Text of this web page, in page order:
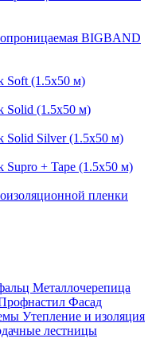
BIGBAND
Soft (1.5х50 м)
Solid (1.5х50 м)
Solid Silver (1.5х50 м)
Supro + Tape (1.5х50 м)
пленки
Металлочерепица
Фасад
Утепление и изоляция
лестницы